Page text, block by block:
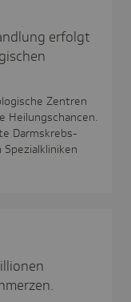
erfolgt
Zentren
Heilungschancen.
Darmskrebs-